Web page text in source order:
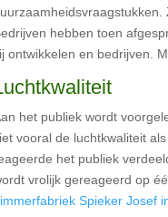
hebben toen
ontwikkelen en bedrijven.
het publiek wordt
vooral de luchtkwaliteit
het publiek
vrolijk gereageerd op
Spieker Josef